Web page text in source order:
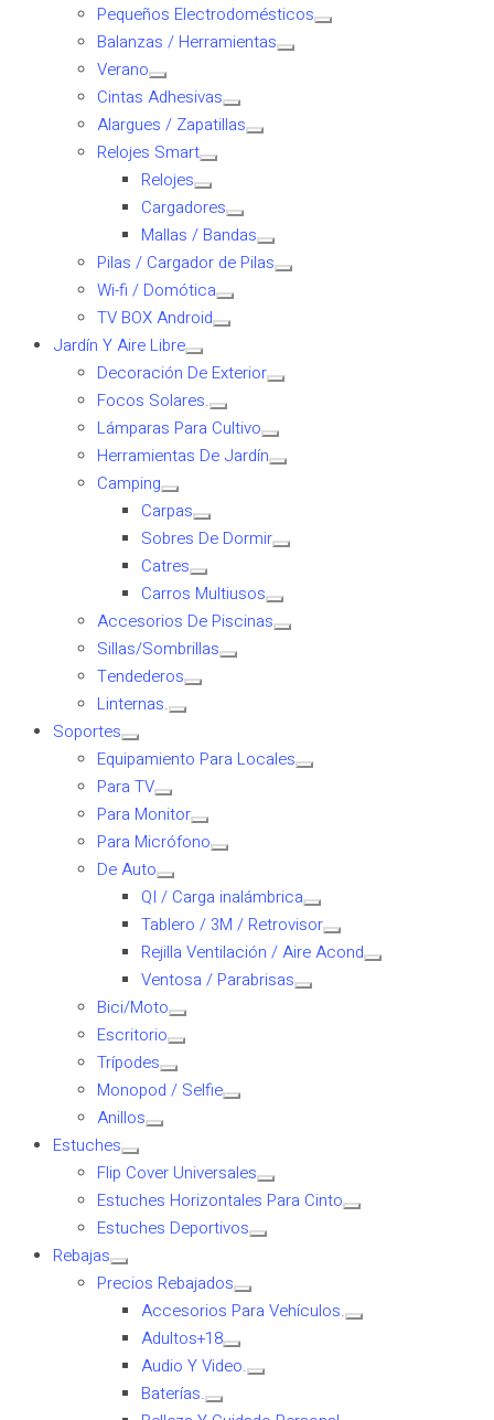
Pequeños Electrodomésticos
Balanzas / Herramientas
Verano
Cintas Adhesivas
Alargues / Zapatillas
Relojes Smart
Relojes
Cargadores
Mallas / Bandas
Pilas / Cargador de Pilas
Wi-fi / Domótica
TV BOX Android
Jardín Y Aire Libre
Decoración De Exterior
Focos Solares.
Lámparas Para Cultivo
Herramientas De Jardín
Camping
Carpas
Sobres De Dormir
Catres
Carros Multiusos
Accesorios De Piscinas
Sillas/Sombrillas
Tendederos
Linternas.
Soportes
Equipamiento Para Locales
Para TV
Para Monitor
Para Micrófono
De Auto
QI / Carga inalámbrica
Tablero / 3M / Retrovisor
Rejilla Ventilación / Aire Acond
Ventosa / Parabrisas
Bici/Moto
Escritorio
Trípodes
Monopod / Selfie
Anillos
Estuches
Flip Cover Universales
Estuches Horizontales Para Cinto
Estuches Deportivos
Rebajas
Precios Rebajados
Accesorios Para Vehículos.
Adultos+18
Audio Y Video.
Baterías.